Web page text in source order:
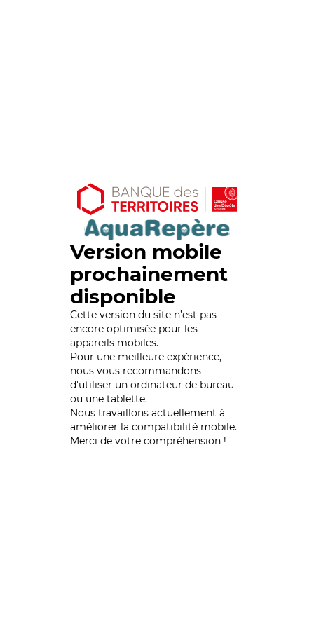
Version mobile
prochainement
disponible
Cette version du site n’est pas
encore optimisée pour les
appareils mobiles.
Pour une meilleure expérience,
nous vous recommandons
d'utiliser un ordinateur de bureau
ou une tablette.
Nous travaillons actuellement à
améliorer la compatibilité mobile.
Merci de votre compréhension !